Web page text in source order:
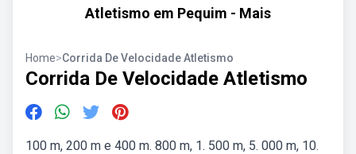
Atletismo em Pequim - Mais
Home>Corrida De Velocidade Atletismo
Corrida De Velocidade Atletismo
100 m, 200 m e 400 m. 800 m, 1. 500 m, 5. 000 m, 10.